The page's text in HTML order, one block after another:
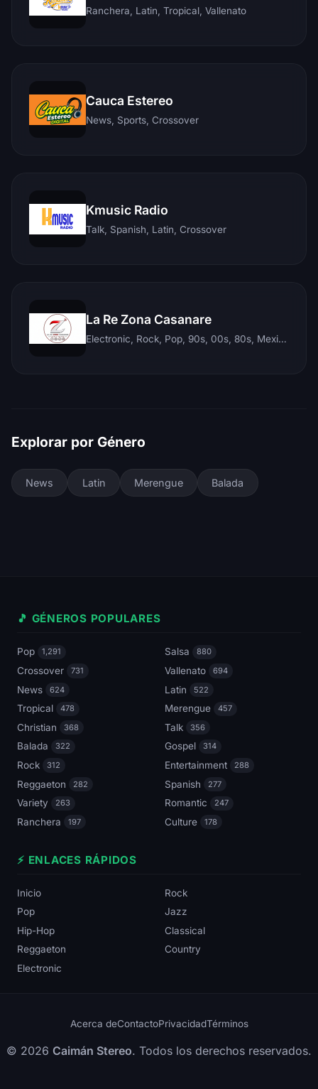
Ranchera, Latin, Tropical, Vallenato
Cauca Estereo
News, Sports, Crossover
Kmusic Radio
Talk, Spanish, Latin, Crossover
La Re Zona Casanare
Electronic, Rock, Pop, 90s, 00s, 80s, Mexican, Ranchera, Reggaeton, Instrumental, Salsa, Merengue, Tropical, Romantic, Vallenato, Llanera
Explorar por Género
News Latin Merengue Balada
🎵 GÉNEROS POPULARES
Pop 1,291 Salsa 880
Crossover 731 Vallenato 694
News 624 Latin 522
Tropical 478 Merengue 457
Christian 368 Talk 356
Balada 322 Gospel 314
Rock 312 Entertainment 288
Reggaeton 282 Spanish 277
Variety 263 Romantic 247
Ranchera 197 Culture 178
⚡ ENLACES RÁPIDOS
Inicio
Rock
Pop
Jazz
Hip-Hop
Classical
Reggaeton
Country
Electronic
Acerca deContactoPrivacidadTérminos
© 2026 Caimán Stereo. Todos los derechos reservados.